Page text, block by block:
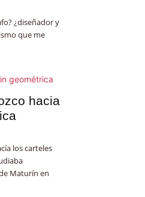
¿diseñador y
que me
hacia
los carteles
Maturín en